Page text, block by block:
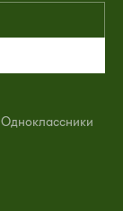
Одноклассники